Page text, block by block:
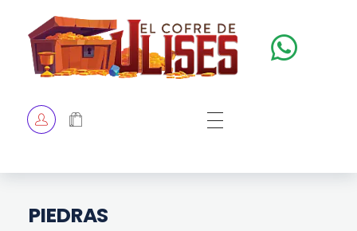
TIENDA
PIEDRAS